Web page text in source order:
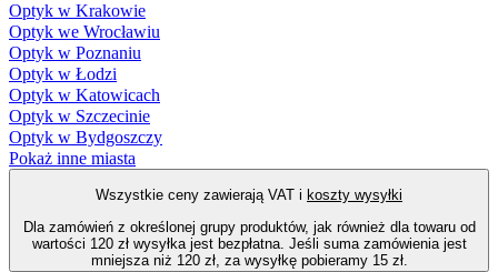
Optyk w Krakowie
Optyk we Wrocławiu
Optyk w Poznaniu
Optyk w Łodzi
Optyk w Katowicach
Optyk w Szczecinie
Optyk w Bydgoszczy
Pokaż inne miasta
Wszystkie ceny zawierają VAT i koszty wysyłki
Dla zamówień z określonej grupy produktów, jak również dla towaru od
wartości 120 zł wysyłka jest bezpłatna. Jeśli suma zamówienia jest
mniejsza niż 120 zł, za wysyłkę pobieramy 15 zł.